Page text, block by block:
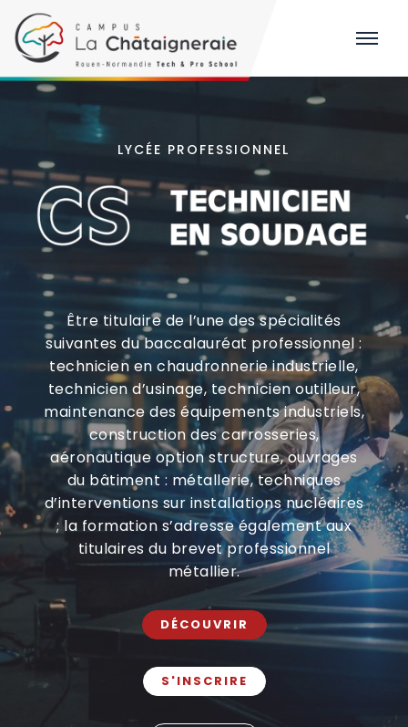
LYCÉE PROFESSIONNEL
Être titulaire de l’une des spécialités
suivantes du baccalauréat professionnel :
technicien en chaudronnerie industrielle,
technicien d’usinage, technicien outilleur,
maintenance des équipements industriels,
construction des carrosseries,
aéronautique option structure, ouvrages
du bâtiment : métallerie, techniques
d’interventions sur installations nucléaires
; la formation s’adresse également aux
titulaires du brevet professionnel
métallier.
DÉCOUVRIR
S'INSCRIRE